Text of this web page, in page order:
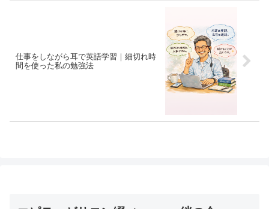
仕事をしながら耳で英語学習｜細切れ時
間を使った私の勉強法